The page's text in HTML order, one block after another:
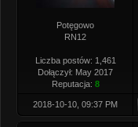
Potęgowo
RN12
Liczba postów: 1,461
Dołączył: May 2017
Reputacja: 8
2018-10-10, 09:37 PM